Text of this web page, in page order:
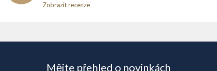
Zobrazit recenze
Mějte přehled o novinkách